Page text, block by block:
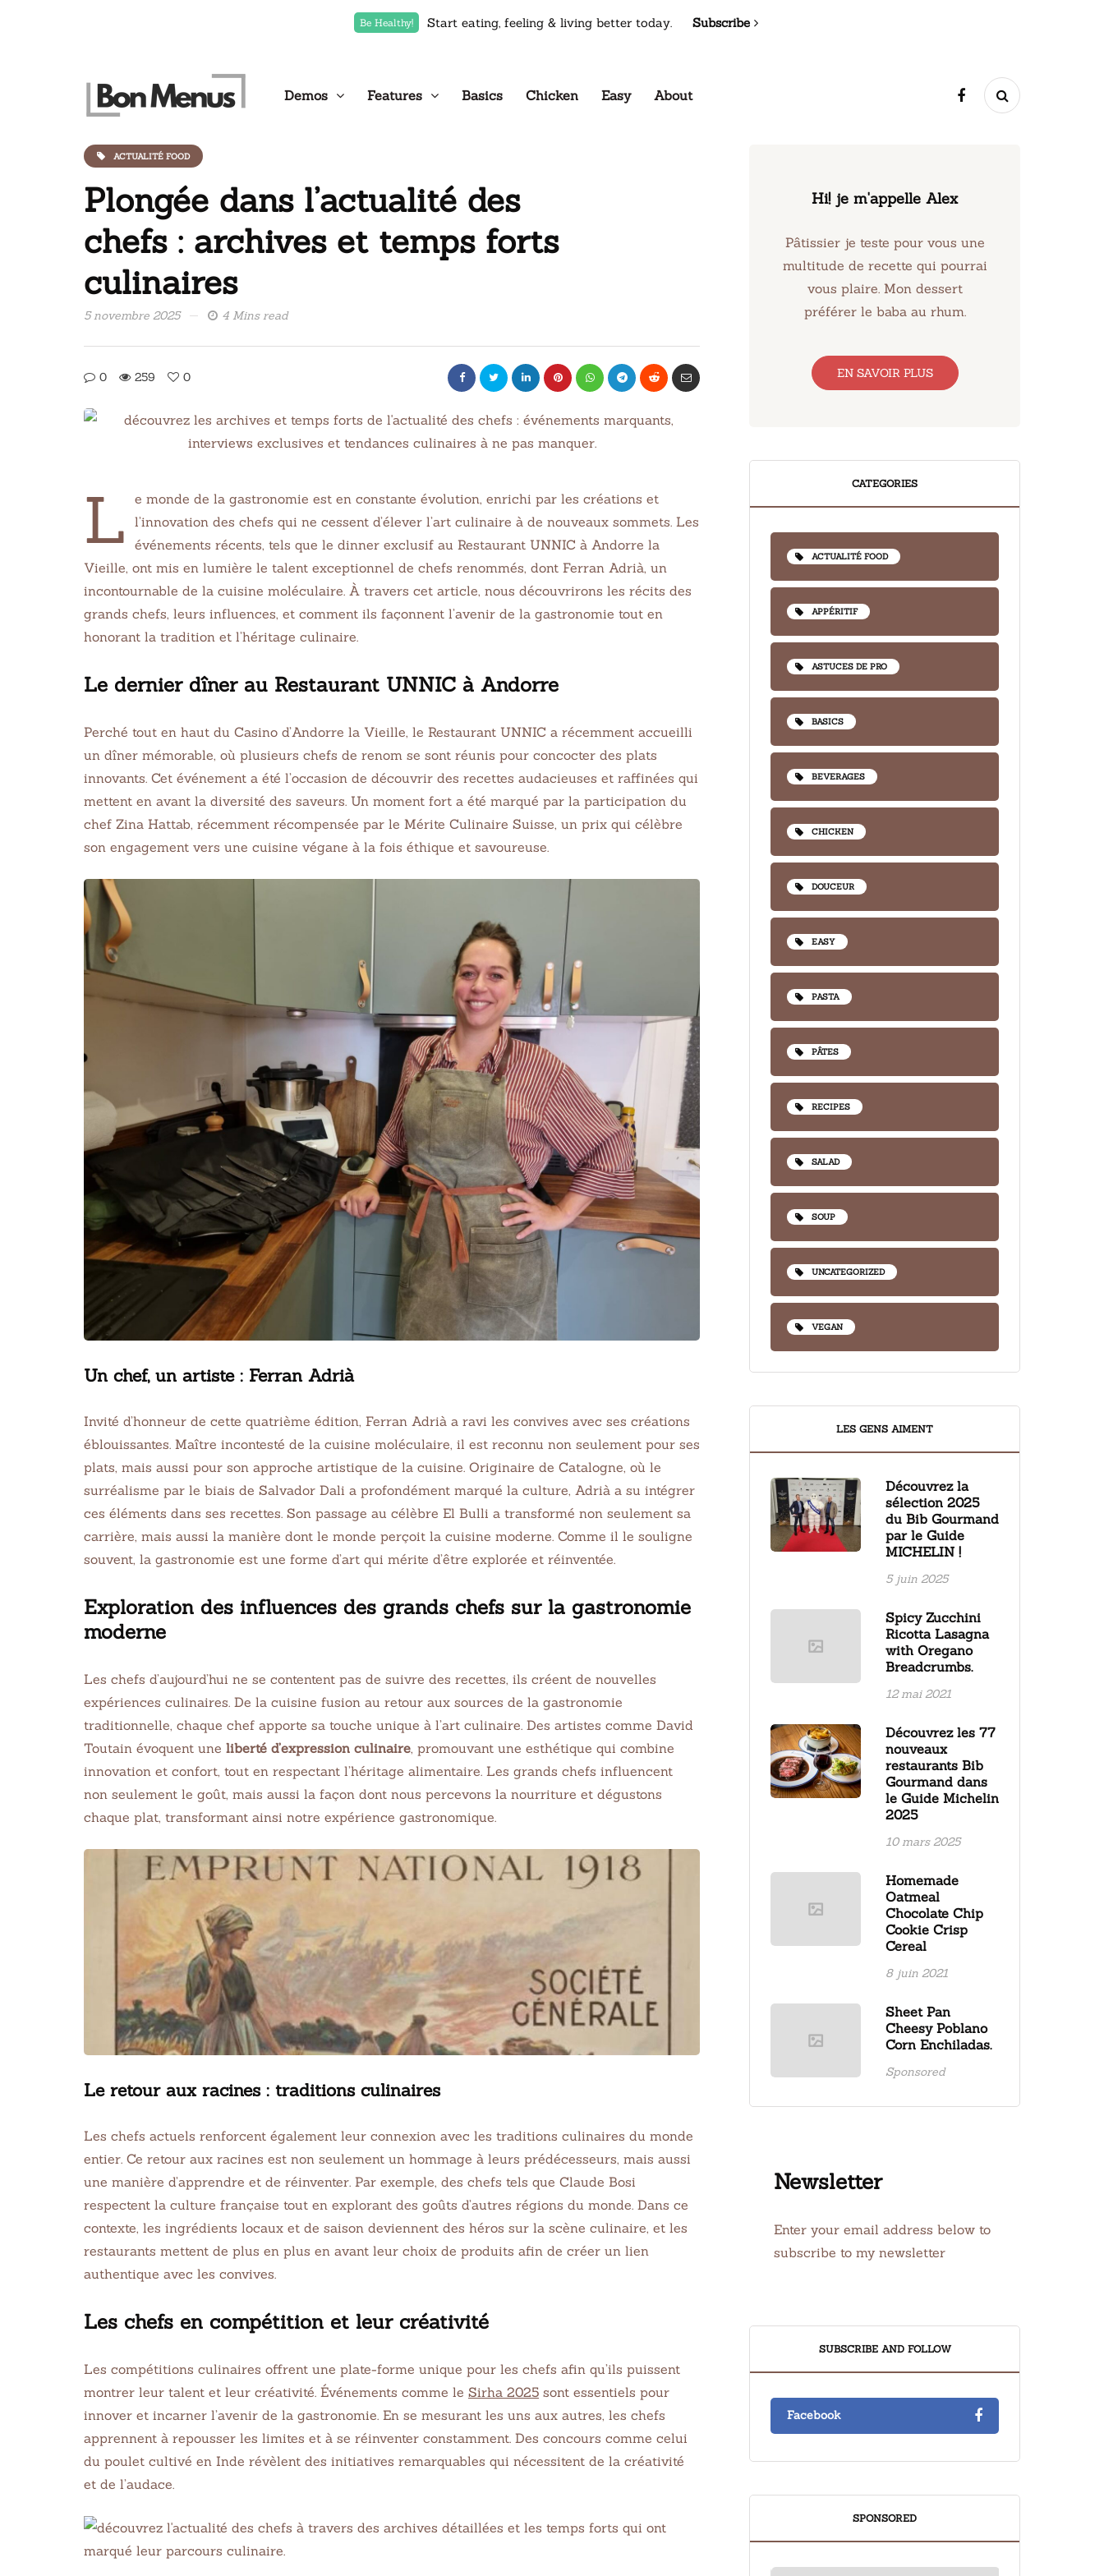
Be Healthy! Start eating, feeling & living better today. Subscribe
Demos Features Basics Chicken Easy About
ACTUALITÉ FOOD
Plongée dans l’actualité des
chefs : archives et temps forts
culinaires
5 novembre 2025 4 Mins read
0 259 0
L
e monde de la gastronomie est en constante évolution, enrichi par les créations et
l’innovation des chefs qui ne cessent d’élever l’art culinaire à de nouveaux sommets. Les
événements récents, tels que le dinner exclusif au Restaurant UNNIC à Andorre la
Vieille, ont mis en lumière le talent exceptionnel de chefs renommés, dont Ferran Adrià, un
incontournable de la cuisine moléculaire. À travers cet article, nous découvrirons les récits des
grands chefs, leurs influences, et comment ils façonnent l’avenir de la gastronomie tout en
honorant la tradition et l’héritage culinaire.
Le dernier dîner au Restaurant UNNIC à Andorre
Perché tout en haut du Casino d’Andorre la Vieille, le Restaurant UNNIC a récemment accueilli
un dîner mémorable, où plusieurs chefs de renom se sont réunis pour concocter des plats
innovants. Cet événement a été l’occasion de découvrir des recettes audacieuses et raffinées qui
mettent en avant la diversité des saveurs. Un moment fort a été marqué par la participation du
chef Zina Hattab, récemment récompensée par le Mérite Culinaire Suisse, un prix qui célèbre
son engagement vers une cuisine végane à la fois éthique et savoureuse.
Un chef, un artiste : Ferran Adrià
Invité d’honneur de cette quatrième édition, Ferran Adrià a ravi les convives avec ses créations
éblouissantes. Maître incontesté de la cuisine moléculaire, il est reconnu non seulement pour ses
plats, mais aussi pour son approche artistique de la cuisine. Originaire de Catalogne, où le
surréalisme par le biais de Salvador Dali a profondément marqué la culture, Adrià a su intégrer
ces éléments dans ses recettes. Son passage au célèbre El Bulli a transformé non seulement sa
carrière, mais aussi la manière dont le monde perçoit la cuisine moderne. Comme il le souligne
souvent, la gastronomie est une forme d’art qui mérite d’être explorée et réinventée.
Exploration des influences des grands chefs sur la gastronomie
moderne
Les chefs d’aujourd’hui ne se contentent pas de suivre des recettes, ils créent de nouvelles
expériences culinaires. De la cuisine fusion au retour aux sources de la gastronomie
traditionnelle, chaque chef apporte sa touche unique à l’art culinaire. Des artistes comme David
Toutain évoquent une liberté d’expression culinaire, promouvant une esthétique qui combine
innovation et confort, tout en respectant l’héritage alimentaire. Les grands chefs influencent
non seulement le goût, mais aussi la façon dont nous percevons la nourriture et dégustons
chaque plat, transformant ainsi notre expérience gastronomique.
Le retour aux racines : traditions culinaires
Les chefs actuels renforcent également leur connexion avec les traditions culinaires du monde
entier. Ce retour aux racines est non seulement un hommage à leurs prédécesseurs, mais aussi
une manière d’apprendre et de réinventer. Par exemple, des chefs tels que Claude Bosi
respectent la culture française tout en explorant des goûts d’autres régions du monde. Dans ce
contexte, les ingrédients locaux et de saison deviennent des héros sur la scène culinaire, et les
restaurants mettent de plus en plus en avant leur choix de produits afin de créer un lien
authentique avec les convives.
Les chefs en compétition et leur créativité
Les compétitions culinaires offrent une plate-forme unique pour les chefs afin qu’ils puissent
montrer leur talent et leur créativité. Événements comme le Sirha 2025 sont essentiels pour
innover et incarner l’avenir de la gastronomie. En se mesurant les uns aux autres, les chefs
apprennent à repousser les limites et à se réinventer constamment. Des concours comme celui
du poulet cultivé en Inde révèlent des initiatives remarquables qui nécessitent de la créativité
et de l’audace.
Hi! je m'appelle Alex
Pâtissier je teste pour vous une
multitude de recette qui pourrai
vous plaire. Mon dessert
préférer le baba au rhum.
EN SAVOIR PLUS
CATEGORIES
ACTUALITÉ FOOD
APPÉRITIF
ASTUCES DE PRO
BASICS
BEVERAGES
CHICKEN
DOUCEUR
EASY
PASTA
PÂTES
RECIPES
SALAD
SOUP
UNCATEGORIZED
VEGAN
LES GENS AIMENT
Découvrez la
sélection 2025
du Bib Gourmand
par le Guide
MICHELIN !
5 juin 2025
Spicy Zucchini
Ricotta Lasagna
with Oregano
Breadcrumbs.
12 mai 2021
Découvrez les 77
nouveaux
restaurants Bib
Gourmand dans
le Guide Michelin
2025
10 mars 2025
Homemade
Oatmeal
Chocolate Chip
Cookie Crisp
Cereal
8 juin 2021
Sheet Pan
Cheesy Poblano
Corn Enchiladas.
Sponsored
Newsletter
Enter your email address below to
subscribe to my newsletter
SUBSCRIBE AND FOLLOW
Facebook
SPONSORED